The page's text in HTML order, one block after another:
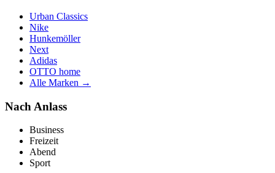
Urban Classics
Nike
Hunkemöller
Next
Adidas
OTTO home
Alle Marken →
Nach Anlass
Business
Freizeit
Abend
Sport